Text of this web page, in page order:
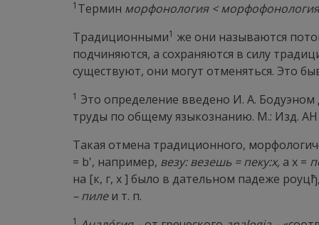
1 Термин морфонология < морфофонология
Традиционными1 же они называются
подчиняются, а сохраняются в силу
существуют, они могут отменяться. Это
1 Это определение введено И. А. Бодуэном
труды по общему языкознанию. М.: Изд. АН
Такая отмена традиционного,
= b', например, везу: везешь = пеку:х, а х =
на [к, г, х ] было в дательном падеже роуцђ
– пилеи т. п.
1